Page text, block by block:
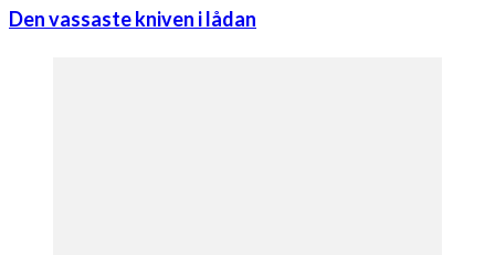
Den vassaste kniven i lådan